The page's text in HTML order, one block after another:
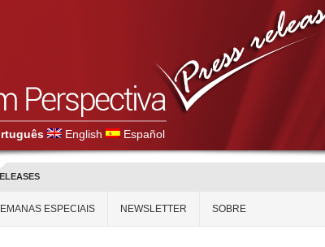
English Español
ESPECIAIS NEWSLETTER SOBRE